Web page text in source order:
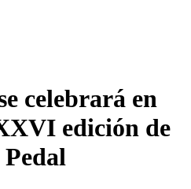
celebrará en
edición de